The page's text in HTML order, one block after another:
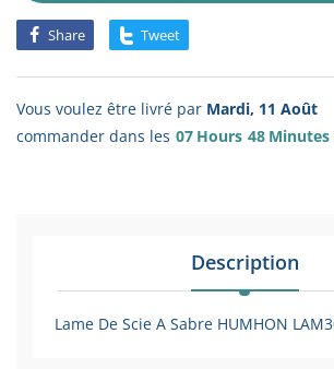
Share Tweet
Vous voulez être livré par Mardi, 11 Août
commander dans les 07 Hours 48 Minutes
Description
Lame De Scie A Sabre HUMHON